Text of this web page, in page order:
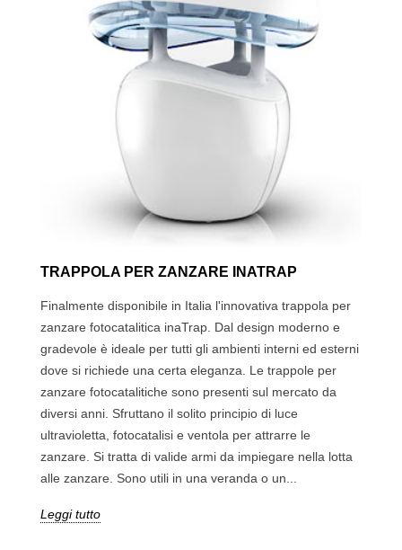
TRAPPOLA PER ZANZARE INATRAP
Finalmente disponibile in Italia l'innovativa trappola per
zanzare fotocatalitica inaTrap. Dal design moderno e
gradevole è ideale per tutti gli ambienti interni ed esterni
dove si richiede una certa eleganza. Le trappole per
zanzare fotocatalitiche sono presenti sul mercato da
diversi anni. Sfruttano il solito principio di luce
ultravioletta, fotocatalisi e ventola per attrarre le
zanzare. Si tratta di valide armi da impiegare nella lotta
alle zanzare. Sono utili in una veranda o un...
Leggi tutto